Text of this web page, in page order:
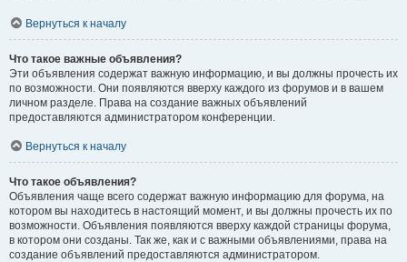
Вернуться к началу
Что такое важные объявления?
Эти объявления содержат важную информацию, и вы должны прочесть их
по возможности. Они появляются вверху каждого из форумов и в вашем
личном разделе. Права на создание важных объявлений
предоставляются администратором конференции.
Вернуться к началу
Что такое объявления?
Объявления чаще всего содержат важную информацию для форума, на
котором вы находитесь в настоящий момент, и вы должны прочесть их по
возможности. Объявления появляются вверху каждой страницы форума,
в котором они созданы. Так же, как и с важными объявлениями, права на
создание объявлений предоставляются администратором.